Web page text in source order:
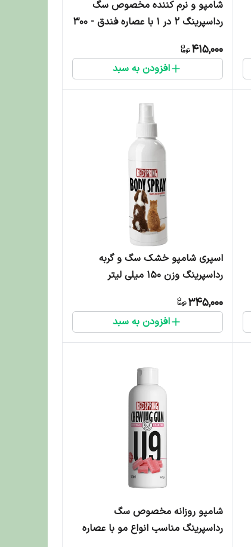
شامپو و نرم کننده مخصوص سگ
رداسپرینگ 2 در 1 با عصاره فندق - 300
415,000
افزودن به سبد
اسپری شامپو خشک سگ و گربه
رداسپرینگ وزن ۱۵۰ میلی لیتر
345,000
افزودن به سبد
شامپو روزانه مخصوص سگ
رداسپرینگ مناسب انواع مو با عصاره